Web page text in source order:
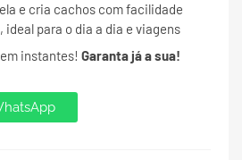
e cria cachos com facilidade
, ideal para o dia a dia e viagens
instantes! Garanta já a sua!